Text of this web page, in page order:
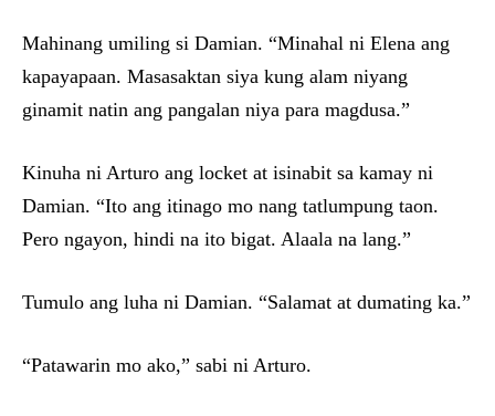
Mahinang umiling si Damian. “Minahal ni Elena ang
kapayapaan. Masasaktan siya kung alam niyang
ginamit natin ang pangalan niya para magdusa.”
Kinuha ni Arturo ang locket at isinabit sa kamay ni
Damian. “Ito ang itinago mo nang tatlumpung taon.
Pero ngayon, hindi na ito bigat. Alaala na lang.”
Tumulo ang luha ni Damian. “Salamat at dumating ka.”
“Patawarin mo ako,” sabi ni Arturo.